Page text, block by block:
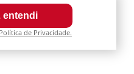
entendi
de Privacidade.